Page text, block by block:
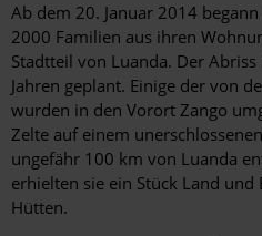
Ab dem 20. Januar 2014
2000 Familien aus ihren
Stadtteil von Luanda. Der
Jahren geplant. Einige der von
wurden in den Vorort Zango
Zelte auf einem
ungefähr 100 km von Luanda
erhielten sie ein Stück Land
Hütten.